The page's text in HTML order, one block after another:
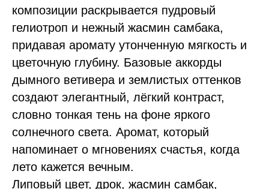
композиции раскрывается пудровый
гелиотроп и нежный жасмин самбака,
придавая аромату утонченную мягкость и
цветочную глубину. Базовые аккорды
дымного ветивера и землистых оттенков
создают элегантный, лёгкий контраст,
словно тонкая тень на фоне яркого
солнечного света. Аромат, который
напоминает о мгновениях счастья, когда
лето кажется вечным.
Липовый цвет, дрок, жасмин самбак,